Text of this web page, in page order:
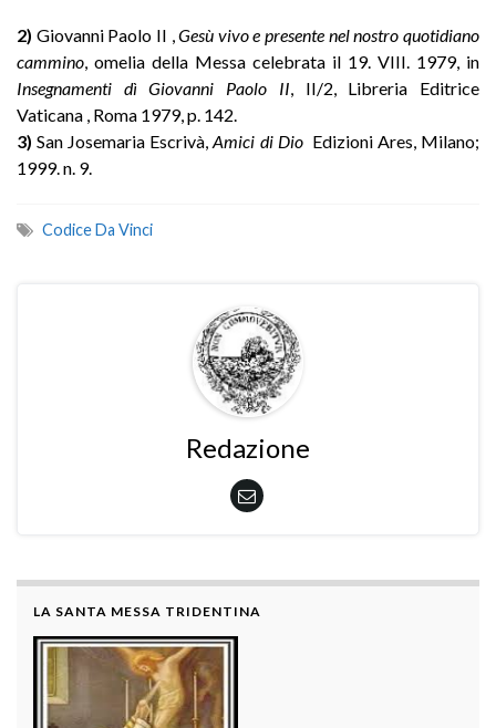
2) Giovanni Paolo II ,Gesù vivo e presente nel nostro quotidiano
cammino , omelia della Messa celebrata il 19. VIII. 1979, in
Insegnamenti dì Giovanni Paolo II , II/2, Libreria Editrice
Vaticana , Roma 1979, p. 142.
3) San Josemaria Escrivà,Amici di DioEdizioni Ares, Milano;
1999. n. 9.
Codice Da Vinci
Redazione
LA SANTA MESSA TRIDENTINA